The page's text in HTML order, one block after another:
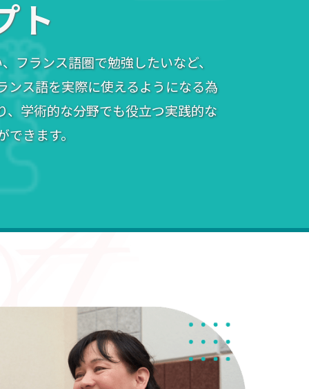
ト
フランス語圏で勉強したいなど、
ンス語を実際に使えるようになる為
、学術的な分野でも役立つ実践的な
きます。